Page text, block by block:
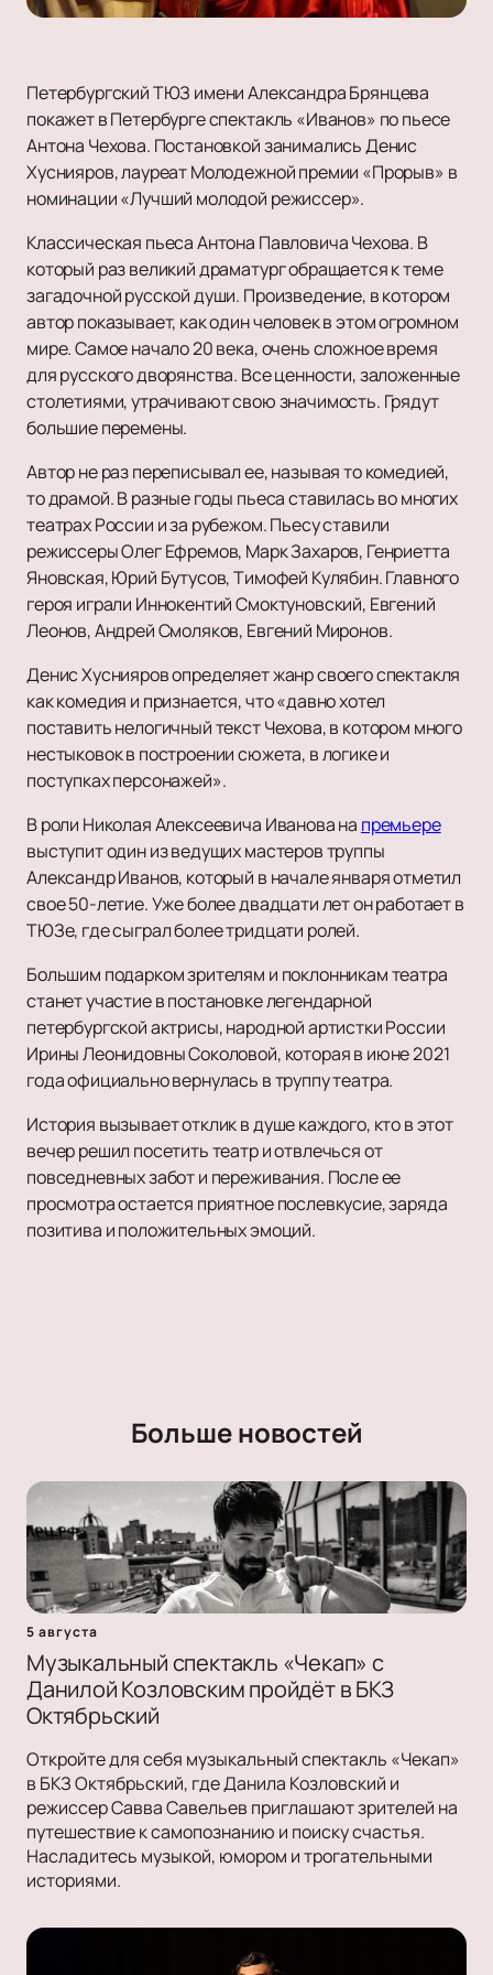
Петербургский ТЮЗ имени Александра Брянцева
покажет в Петербурге спектакль «Иванов» по пьесе
Антона Чехова. Постановкой занимались Денис
Хуснияров, лауреат Молодежной премии «Прорыв» в
номинации «Лучший молодой режиссер».
Классическая пьеса Антона Павловича Чехова. В
который раз великий драматург обращается к теме
загадочной русской души. Произведение, в котором
автор показывает, как один человек в этом огромном
мире. Самое начало 20 века, очень сложное время
для русского дворянства. Все ценности, заложенные
столетиями, утрачивают свою значимость. Грядут
большие перемены.
Автор не раз переписывал ее, называя то комедией,
то драмой. В разные годы пьеса ставилась во многих
театрах России и за рубежом. Пьесу ставили
режиссеры Олег Ефремов, Марк Захаров, Генриетта
Яновская, Юрий Бутусов, Тимофей Кулябин. Главного
героя играли Иннокентий Смоктуновский, Евгений
Леонов, Андрей Смоляков, Евгений Миронов.
Денис Хуснияров определяет жанр своего спектакля
как комедия и признается, что «давно хотел
поставить нелогичный текст Чехова, в котором много
нестыковок в построении сюжета, в логике и
поступках персонажей».
В роли Николая Алексеевича Иванова на премьере
выступит один из ведущих мастеров труппы
Александр Иванов, который в начале января отметил
свое 50-летие. Уже более двадцати лет он работает в
ТЮЗе, где сыграл более тридцати ролей.
Большим подарком зрителям и поклонникам театра
станет участие в постановке легендарной
петербургской актрисы, народной артистки России
Ирины Леонидовны Соколовой, которая в июне 2021
года официально вернулась в труппу театра.
История вызывает отклик в душе каждого, кто в этот
вечер решил посетить театр и отвлечься от
повседневных забот и переживания. После ее
просмотра остается приятное послевкусие, заряда
позитива и положительных эмоций.
Больше новостей
5 августа
Музыкальный спектакль «Чекап» с
Данилой Козловским пройдёт в БКЗ
Октябрьский
Откройте для себя музыкальный спектакль «Чекап»
в БКЗ Октябрьский, где Данила Козловский и
режиссер Савва Савельев приглашают зрителей на
путешествие к самопознанию и поиску счастья.
Насладитесь музыкой, юмором и трогательными
историями.